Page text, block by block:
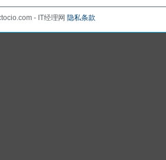
- IT经理网 隐私条款